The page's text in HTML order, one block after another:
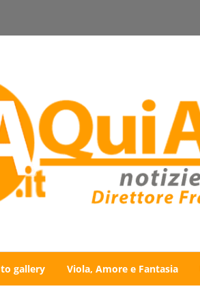
gallery Viola, Amore e Fantasia